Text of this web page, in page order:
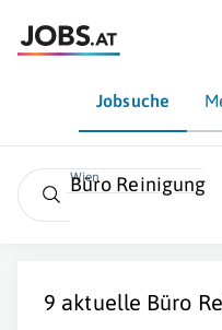
Jobsuche
Wien
Büro Reinigung
9 aktuelle Büro